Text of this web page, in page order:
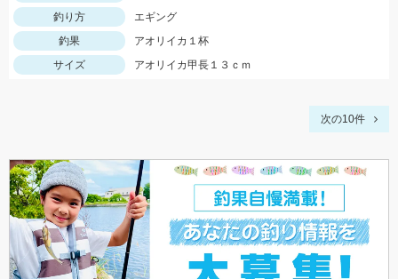
釣り方
エギング
釣果
アオリイカ１杯
サイズ
アオリイカ甲長１３ｃｍ
次の10件